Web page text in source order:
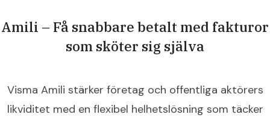
Amili – Få snabbare betalt med fakturor
som sköter sig själva
Visma Amili stärker företag och offentliga aktörers
likviditet med en flexibel helhetslösning som täcker